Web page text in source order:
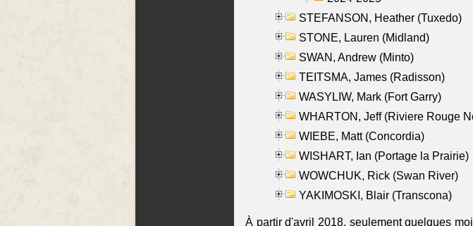
STEFANSON, Heather (Tuxedo)
STONE, Lauren (Midland)
SWAN, Andrew (Minto)
TEITSMA, James (Radisson)
WASYLIW, Mark (Fort Garry)
WHARTON, Jeff (Riviere Rouge
WIEBE, Matt (Concordia)
WISHART, Ian (Portage la Prairie)
WOWCHUK, Rick (Swan River)
YAKIMOSKI, Blair (Transcona)
À partir d'avril 2018, seulement quelques